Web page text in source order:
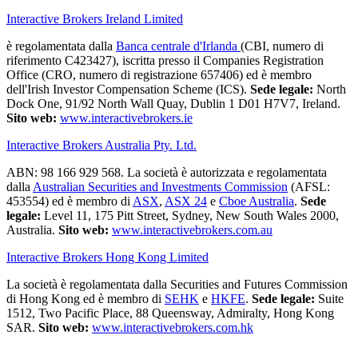
Interactive Brokers Ireland Limited
è regolamentata dalla Banca centrale d'Irlanda (CBI, numero di
riferimento C423427), iscritta presso il Companies Registration
Office (CRO, numero di registrazione 657406) ed è membro
dell'Irish Investor Compensation Scheme (ICS). Sede legale: North
Dock One, 91/92 North Wall Quay, Dublin 1 D01 H7V7, Ireland.
Sito web: www.interactivebrokers.ie
Interactive Brokers Australia Pty. Ltd.
ABN: 98 166 929 568. La società è autorizzata e regolamentata
dalla Australian Securities and Investments Commission (AFSL:
453554) ed è membro di ASX, ASX 24 e Cboe Australia. Sede
legale: Level 11, 175 Pitt Street, Sydney, New South Wales 2000,
Australia. Sito web: www.interactivebrokers.com.au
Interactive Brokers Hong Kong Limited
La società è regolamentata dalla Securities and Futures Commission
di Hong Kong ed è membro di SEHK e HKFE. Sede legale: Suite
1512, Two Pacific Place, 88 Queensway, Admiralty, Hong Kong
SAR. Sito web: www.interactivebrokers.com.hk